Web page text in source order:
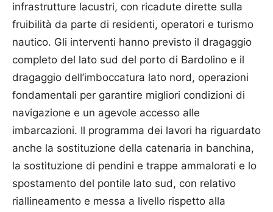
infrastrutture lacustri, con ricadute dirette sulla
fruibilità da parte di residenti, operatori e turismo
nautico. Gli interventi hanno previsto il dragaggio
completo del lato sud del porto di Bardolino e il
dragaggio dell’imboccatura lato nord, operazioni
fondamentali per garantire migliori condizioni di
navigazione e un agevole accesso alle
imbarcazioni. Il programma dei lavori ha riguardato
anche la sostituzione della catenaria in banchina,
la sostituzione di pendini e trappe ammalorati e lo
spostamento del pontile lato sud, con relativo
riallineamento e messa a livello rispetto alla